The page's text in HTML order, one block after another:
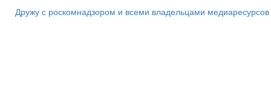
Дружу с роскомнадзором и всеми владельцами медиаресурсов